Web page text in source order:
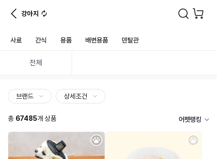
강아지
사료 간식 용품 배변용품 덴탈관
전체
브랜드 상세조건
총 67485개 상품 어펫랭킹